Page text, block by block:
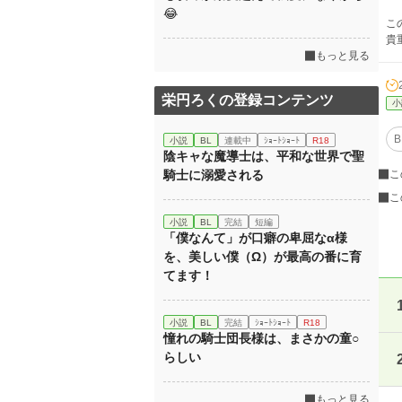
こ
貴
😂
もっと見る
栄円ろくの登録コンテンツ
小説 BL 連載中 ｼｮｰﾄｼｮｰﾄ R18
陰キャな魔導士は、平和な世界で聖
騎士に溺愛される
小説 BL 完結 短編
「僕なんて」が口癖の卑屈なα様
を、美しい僕（Ω）が最高の番に育
てます！
小説 BL 完結 ｼｮｰﾄｼｮｰﾄ R18
憧れの騎士団長様は、まさかの童○
らしい
もっと見る